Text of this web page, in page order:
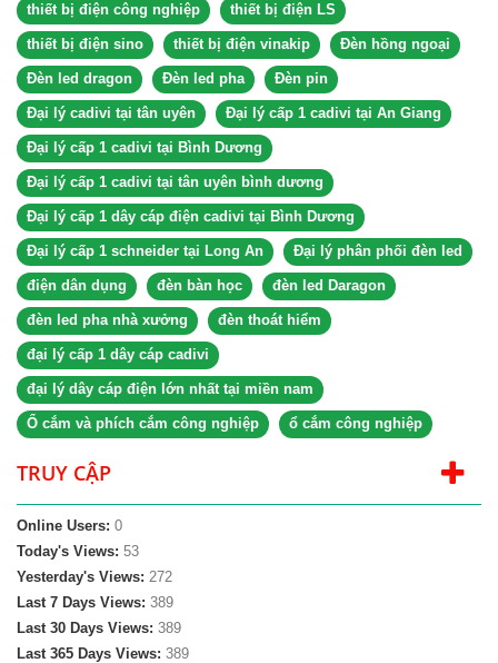
thiết bị điện công nghiệp thiết bị điện LS
thiết bị điện sino thiết bị điện vinakip Đèn hồng ngoại
Đèn led dragon Đèn led pha Đèn pin
Đại lý cadivi tại tân uyên Đại lý cấp 1 cadivi tại An Giang
Đại lý cấp 1 cadivi tại Bình Dương
Đại lý cấp 1 cadivi tại tân uyên bình dương
Đại lý cấp 1 dây cáp điện cadivi tại Bình Dương
Đại lý cấp 1 schneider tại Long An Đại lý phân phối đèn led
điện dân dụng đèn bàn học đèn led Daragon
đèn led pha nhà xưởng đèn thoát hiểm
đại lý cấp 1 dây cáp cadivi
đại lý dây cáp điện lớn nhất tại miền nam
Ổ cắm và phích cắm công nghiệp ổ cắm công nghiệp
TRUY CẬP
Online Users: 0
Today's Views: 53
Yesterday's Views: 272
Last 7 Days Views: 389
Last 30 Days Views: 389
Last 365 Days Views: 389